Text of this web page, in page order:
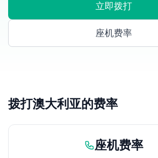
立即拨打
座机费率
拨打澳大利亚的费率
座机费率